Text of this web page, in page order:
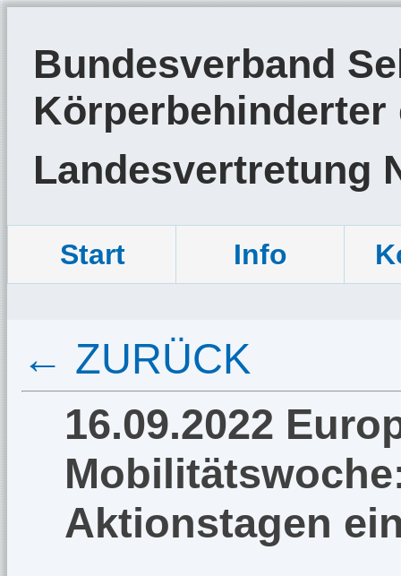
Bundesverband
Körperbehinderter
Landesvertretung
Start Info
← ZURÜCK
16.09.2022
Aktionstagen